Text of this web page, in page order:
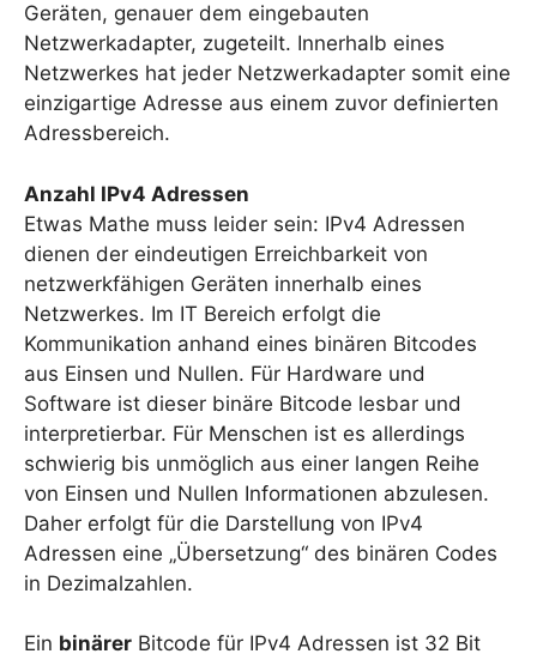
Geräten, genauer dem eingebauten
Netzwerkadapter, zugeteilt. Innerhalb eines
Netzwerkes hat jeder Netzwerkadapter somit eine
einzigartige Adresse aus einem zuvor definierten
Adressbereich.
Anzahl IPv4 Adressen
Etwas Mathe muss leider sein: IPv4 Adressen
dienen der eindeutigen Erreichbarkeit von
netzwerkfähigen Geräten innerhalb eines
Netzwerkes. Im IT Bereich erfolgt die
Kommunikation anhand eines binären Bitcodes
aus Einsen und Nullen. Für Hardware und
Software ist dieser binäre Bitcode lesbar und
interpretierbar. Für Menschen ist es allerdings
schwierig bis unmöglich aus einer langen Reihe
von Einsen und Nullen Informationen abzulesen.
Daher erfolgt für die Darstellung von IPv4
Adressen eine „Übersetzung“ des binären Codes
in Dezimalzahlen.
Ein binärer Bitcode für IPv4 Adressen ist 32 Bit